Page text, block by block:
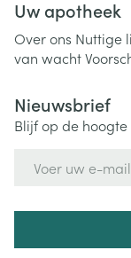
Uw apotheek
Over ons Nuttige
van wacht
Nieuwsbrief
Blijf op de